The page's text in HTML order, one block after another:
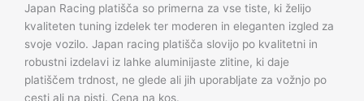
Japan Racing platišča so primerna za vse tiste, ki želijo
kvaliteten tuning izdelek ter moderen in eleganten izgled za
svoje vozilo. Japan racing platišča slovijo po kvalitetni in
robustni izdelavi iz lahke aluminijaste zlitine, ki daje
platiščem trdnost, ne glede ali jih uporabljate za vožnjo po
cesti ali na pisti. Cena na kos.